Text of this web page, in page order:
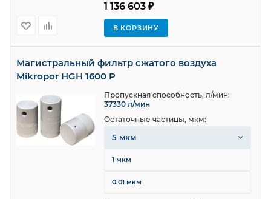
1 136 603 ₽
В КОРЗИНУ
Магистральный фильтр сжатого воздуха
Mikropor HGH 1600 P
Пропускная способность, л/мин:
37330 л/мин
Остаточные частицы, мкм:
5 мкм
1 мкм
0.01 мкм